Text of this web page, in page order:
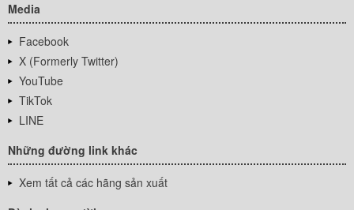
Media
Facebook
X (Formerly Twitter)
YouTube
TikTok
LINE
Những đường link khác
Xem tất cả các hãng sản xuất